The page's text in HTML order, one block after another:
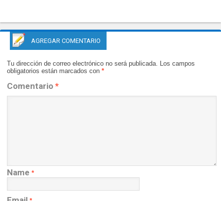
AGREGAR COMENTARIO
Tu dirección de correo electrónico no será publicada. Los campos
obligatorios están marcados con *
Comentario *
Name *